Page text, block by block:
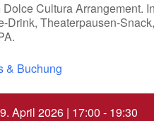
Dolce Cultura Arrangement.
Drink, Theaterpausen-
& Buchung
April 2026 | 17:00 - 19:30